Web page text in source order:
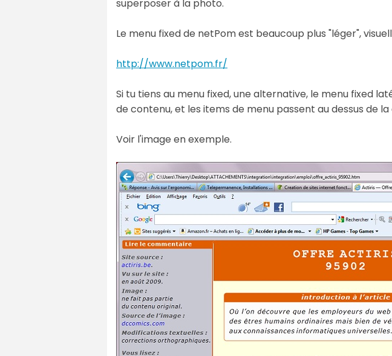
superposer à la photo.
Le menu fixed de netPom est beaucoup plus "léger",
http://www.netpom.fr/
Si tu tiens au menu fixed, une alternative, le menu fixed
de contenu, et les items de menu passent au dessus de
Voir l'image en exemple.